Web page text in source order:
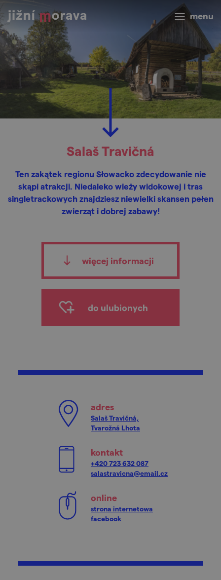
menu
Salaš Travičná
Ten zakątek regionu Słowacko zdecydowanie nie
skąpi atrakcji. Niedaleko wieży widokowej i tras
singletrackowych znajdziesz niewielki skansen pełen
zwierząt i dobrej zabawy!
więcej informacji
do ulubionych
adres
Salaš Travičná,
Tvarožná Lhota
kontakt
+420 723 632 087
salastravicna@email.cz
online
strona internetowa
facebook